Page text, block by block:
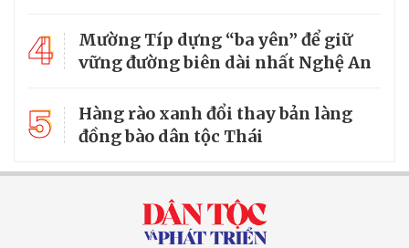
4
Mường Típ dựng “ba yên” để giữ
vững đường biên dài nhất Nghệ An
5
Hàng rào xanh đổi thay bản làng
đồng bào dân tộc Thái